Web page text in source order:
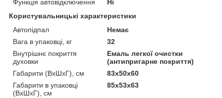
Функція автовідключення
Ні
Користувальницькі характеристики
Автопідпал
Немає
Вага в упаковці, кг
32
Внутрішнє покриття
духовки
Емаль легкої очистки
(антипригарне покриття)
Габарити (ВхШхГ), см
83x50x60
Габарити в упаковці
(ВхШхГ), см
85х53х63